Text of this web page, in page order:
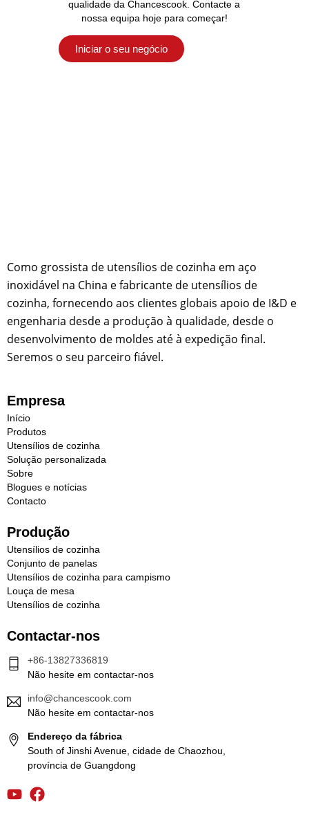
qualidade da Chancescook. Contacte a
nossa equipa hoje para começar!
Iniciar o seu negócio
Como grossista de utensílios de cozinha em aço
inoxidável na China e fabricante de utensílios de
cozinha, fornecendo aos clientes globais apoio de I&D e
engenharia desde a produção à qualidade, desde o
desenvolvimento de moldes até à expedição final.
Seremos o seu parceiro fiável.
Empresa
Início
Produtos
Utensílios de cozinha
Solução personalizada
Sobre
Blogues e notícias
Contacto
Produção
Utensílios de cozinha
Conjunto de panelas
Utensílios de cozinha para campismo
Louça de mesa
Utensílios de cozinha
Contactar-nos
+86-13827336819
Não hesite em contactar-nos
info@chancescook.com
Não hesite em contactar-nos
Endereço da fábrica
South of Jinshi Avenue, cidade de Chaozhou,
província de Guangdong